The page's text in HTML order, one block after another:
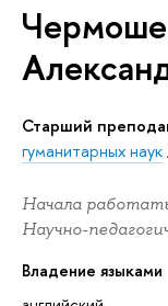
Старший
гуманитарных наук
Начала
Научно-
Владение языками